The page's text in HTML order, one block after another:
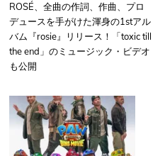
ROSÉ、全曲の作詞、作曲、プロ
デュースを手がけた渾身の1stアル
バム『rosie』リリース！「toxic till
the end」のミュージック・ビデオ
も公開